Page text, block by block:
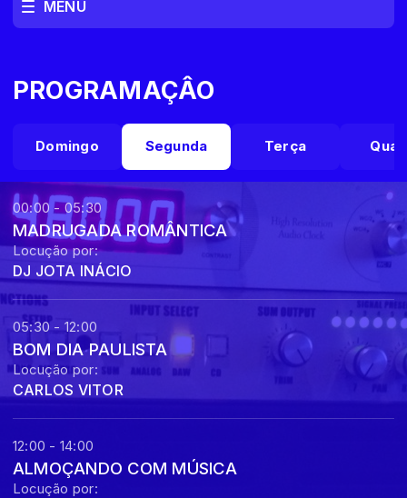
MENU
PROGRAMAÇÂO
Domingo Segunda Terça
00:00 - 05:30
MADRUGADA ROMÂNTICA
Locução por:
DJ JOTA INÁCIO
05:30 - 12:00
BOM DIA PAULISTA
Locução por:
CARLOS VITOR
12:00 - 14:00
ALMOÇANDO COM MÚSICA
Locução por: